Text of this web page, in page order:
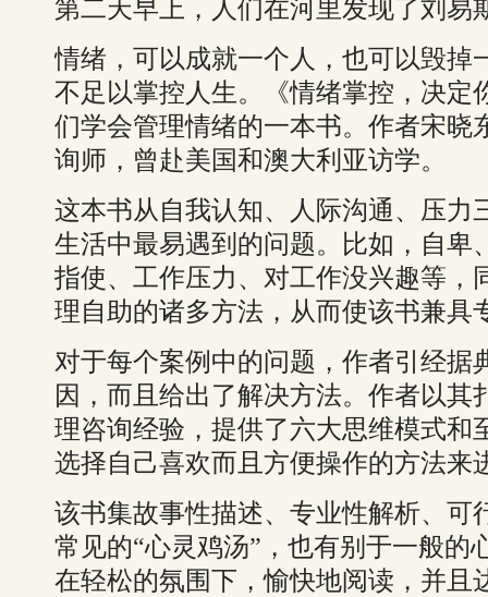
第二天早上，人们在河里发现了刘易
情绪，可以成就一个人，也可以毁掉
不足以掌控人生。《情绪掌控，决定
们学会管理情绪的一本书。作者宋晓
询师，曾赴美国和澳大利亚访学。
这本书从自我认知、人际沟通、压力
生活中最易遇到的问题。比如，自卑
指使、工作压力、对工作没兴趣等，
理自助的诸多方法，从而使该书兼具
对于每个案例中的问题，作者引经据
因，而且给出了解决方法。作者以其
理咨询经验，提供了六大思维模式和
选择自己喜欢而且方便操作的方法来
该书集故事性描述、专业性解析、可
常见的“心灵鸡汤”，也有别于一般的
在轻松的氛围下，愉快地阅读，并且